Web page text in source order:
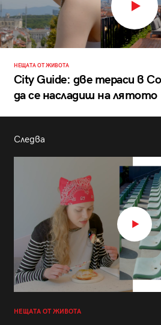
НЕЩАТА ОТ ЖИВОТА
City Guide: две тераси в
да се насладиш на лятото
Следва
НЕЩАТА ОТ ЖИВОТА